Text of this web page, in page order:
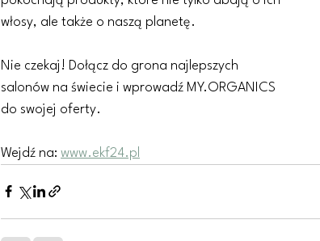
włosy, ale także o naszą planetę.
Nie czekaj! Dołącz do grona najlepszych
salonów na świecie i wprowadź MY.ORGANICS
do swojej oferty.
Wejdź na: www.ekf24.pl